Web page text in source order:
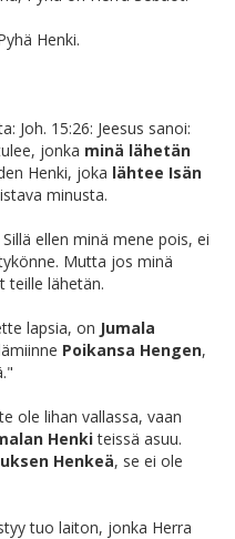
Henki.
Joh. 15:26: Jeesus sanoi:
jonka minä lähetän
Henki, joka lähtee Isän
minusta.
Sillä ellen minä mene pois, ei
Mutta jos minä
teille lähetän.
lapsia, on Jumala
Poikansa Hengen,
ole lihan vallassa, vaan
Henkiteissä asuu.
Henkeä, se ei ole
tuo laiton, jonka Herra